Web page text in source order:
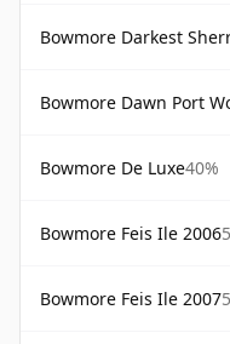
Bowmore Darkest
Bowmore Dawn Port
Bowmore De Luxe40%
Bowmore Feis Ile 2006
Bowmore Feis Ile 2007